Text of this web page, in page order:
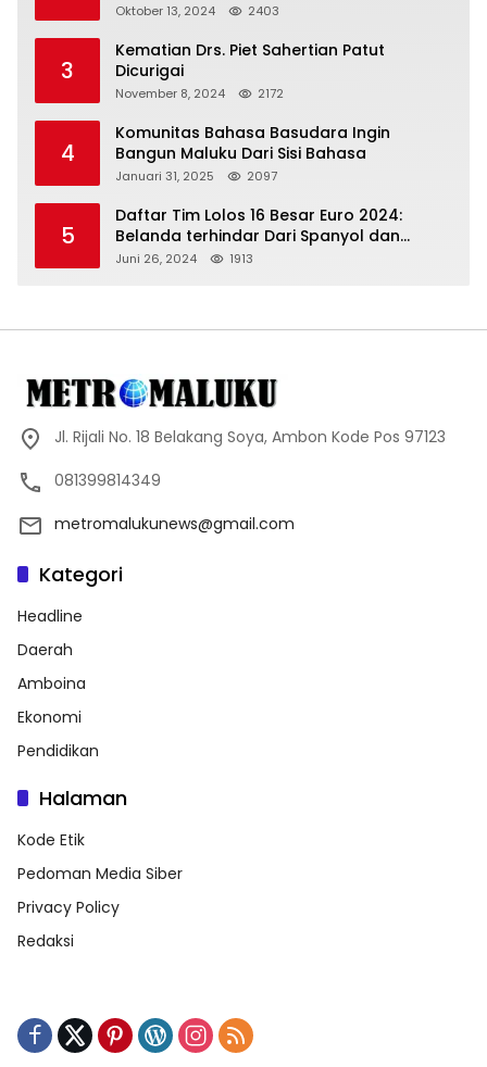
Oktober 13, 2024 2403
3
Kematian Drs. Piet Sahertian Patut
Dicurigai
November 8, 2024 2172
4
Komunitas Bahasa Basudara Ingin
Bangun Maluku Dari Sisi Bahasa
Januari 31, 2025 2097
5
Daftar Tim Lolos 16 Besar Euro 2024:
Belanda terhindar Dari Spanyol dan
Ingriss, Prancis Bertemu Belgia
Juni 26, 2024 1913
Jl. Rijali No. 18 Belakang Soya, Ambon Kode Pos 97123
081399814349
metromalukunews@gmail.com
Kategori
Headline
Daerah
Amboina
Ekonomi
Pendidikan
Halaman
Kode Etik
Pedoman Media Siber
Privacy Policy
Redaksi